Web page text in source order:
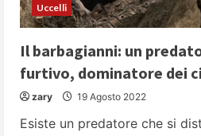
Uccelli
Il barbagianni: un
furtivo, dominatore dei
zary 19 Agosto 2022
Esiste un predatore che si